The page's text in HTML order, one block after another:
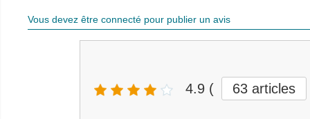
Vous devez être connecté pour publier un avis
4.9 ( 63 articles